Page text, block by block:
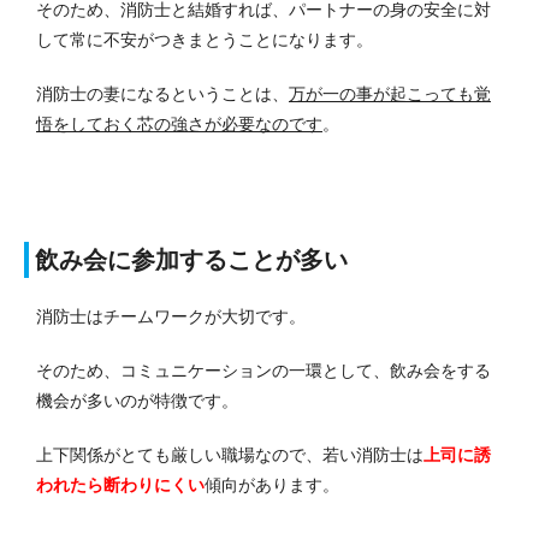
そのため、消防士と結婚すれば、パートナーの身の安全に対
して常に不安がつきまとうことになります。
消防士の妻になるということは、 万が一の事が起こっても覚
悟をしておく芯の強さが必要なのです。
飲み会に参加することが多い
消防士はチームワークが大切です。
そのため、コミュニケーションの一環として、飲み会をする
機会が多いのが特徴です。
上下関係がとても厳しい職場なので、若い消防士は 上司に誘
われたら断わりにくい傾向があります。